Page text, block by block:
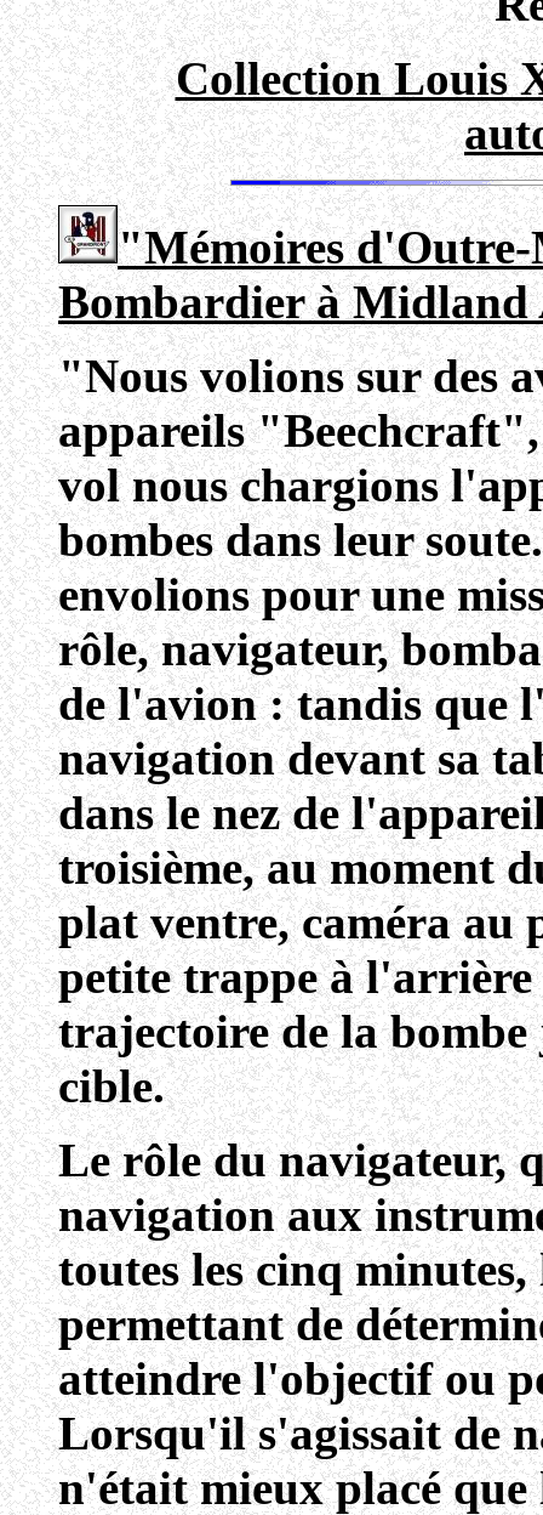
Collection Louis
"Mémoires
Bombardier à Midland
"Nous volions sur des
appareils
vol nous chargions
bombes dans leur
envolions pour une
rôle, navigateur,
de l'avion : tandis que
navigation devant sa
dans le nez de
troisième, au moment
plat ventre, caméra au
petite trappe à
trajectoire de la
cible.
Le rôle du navigateur,
navigation aux
toutes les cinq
permettant de
atteindre l'objectif ou
Lorsqu'il s'agissait de
n'était mieux placé